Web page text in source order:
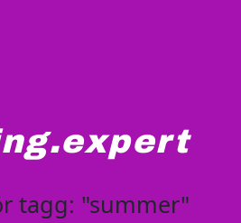
tagg: "summer"